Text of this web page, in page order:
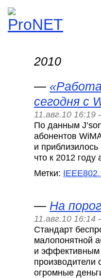
2010
—
сегодня с
11.авг.10
По данным
абонентов
и
что к 2012 году
Метки:
— На
11.авг.10
Стандарт
малопонятной
и эффективным
производители
огромные